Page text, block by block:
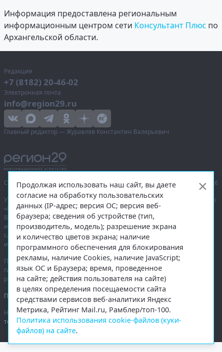
Информация предоставлена региональным
информационным центром сети Консультант Плюс по
Архангельской области.
Редакция
+7 (8182) 20-46-02
Электронная почта
info@region29.ru
Главный редактор — Журавлёв Константин Валерьевич
Сетевое издание «Информационное агентство Регион 29»,
© 2016–2026
Учредитель — общество с ограниченной ответственностью «Агентство
«Правда Севера».
Выписка из реестра зарегистрированных средств массовой
информации:ЭЛ № ФС 77-74226от 09.11.2018 выдано Федеральной
службой по надзору в сфере связи, информационных технологий
и массовых коммуникаций (Роскомнадзор).
При полном или частичном использовании любых материалов
гиперссылка на region29.ruобязательна. Копирование материалов без
разрешения администрации сайта запрещено.
Правовая информация
На информационном ресурсе применяютсярекомендательные
технологии.
Продолжая использовать наш сайт, вы даете
согласие на обработку пользовательских
данных (IP-адрес; версия ОС; версия веб-
браузера; сведения об устройстве (тип,
производитель, модель); разрешение экрана
и количество цветов экрана; наличие
программного обеспечения для блокирования
рекламы, наличие Cookies, наличие JavaScript;
язык ОС и Браузера; время, проведенное
на сайте; действия пользователя на сайте)
в целях определения посещаемости сайта
средствами сервисов веб-аналитики Яндекс
Метрика, Рейтинг Mail.ru, Рамблер/топ-100.
Политика использования cookie-файлов (куки-
файлов) на сайте.